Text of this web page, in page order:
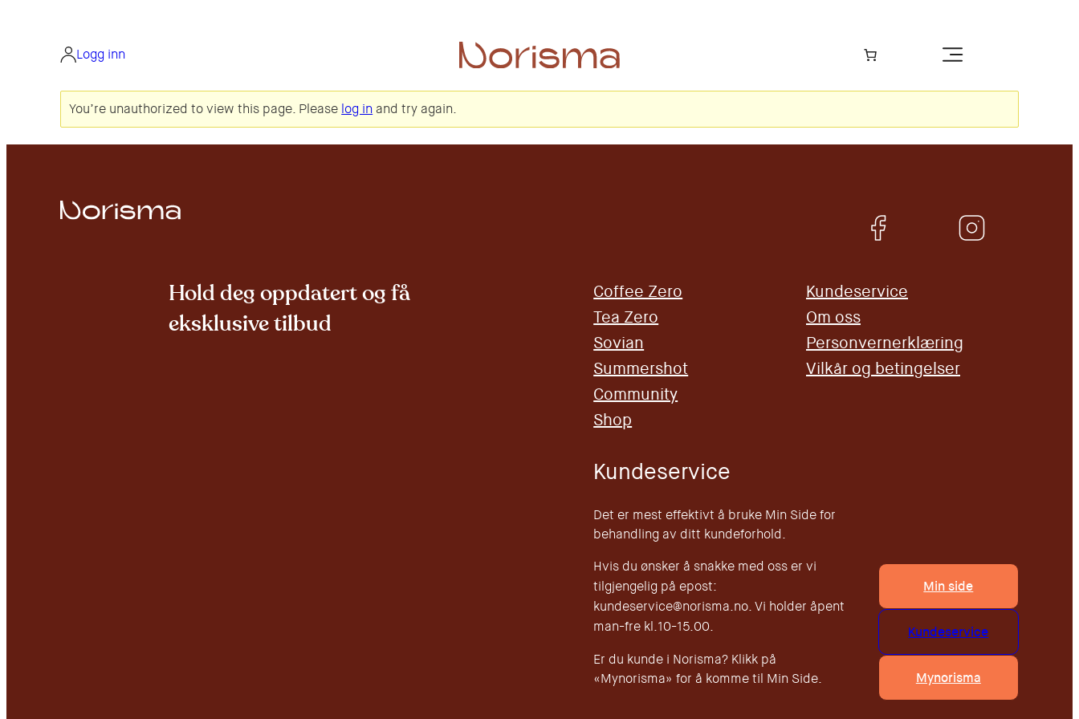
Logg inn
You’re unauthorized to view this page. Please log in and try again.
Hold deg oppdatert og få
eksklusive tilbud
Coffee Zero
Tea Zero
Sovian
Summershot
Community
Shop
Kundeservice
Om oss
Personvernerklæring
Vilkår og betingelser
Kundeservice
Det er mest effektivt å bruke Min Side for
behandling av ditt kundeforhold.
Hvis du ønsker å snakke med oss er vi
tilgjengelig på epost:
kundeservice@norisma.no. Vi holder åpent
man-fre kl.10-15.00.
Er du kunde i Norisma? Klikk på
«Mynorisma» for å komme til Min Side.
Min side
Kundeservice
Mynorisma